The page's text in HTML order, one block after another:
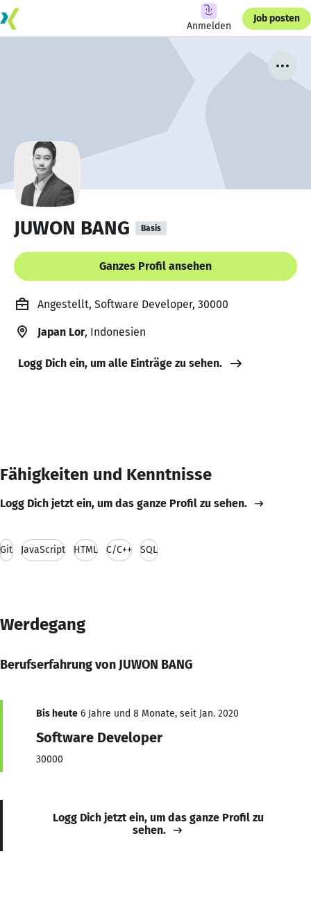
Anmelden
Job posten
JUWON BANG Basis
Ganzes Profil ansehen
Angestellt, Software Developer, 30000
Japan Lor, Indonesien
Logg Dich ein, um alle Einträge zu sehen.
Fähigkeiten und Kenntnisse
Logg Dich jetzt ein, um das ganze Profil zu sehen.
Git JavaScript HTML C/C++ SQL
Werdegang
Berufserfahrung von JUWON BANG
Bis heute 6 Jahre und 8 Monate, seit Jan. 2020
Software Developer
30000
Logg Dich jetzt ein, um das ganze Profil zu
sehen.